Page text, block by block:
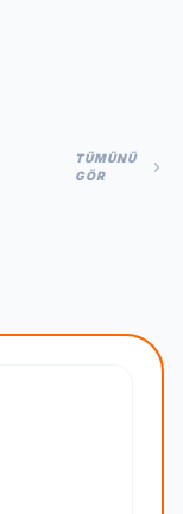
TÜMÜNÜ
GÖR